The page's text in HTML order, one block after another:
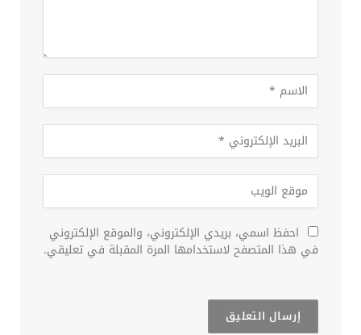
احفظ اسمي، بريدي الإلكتروني، والموقع الإلكتروني
في هذا المتصفح لاستخدامها المرة المقبلة في تعليقي.